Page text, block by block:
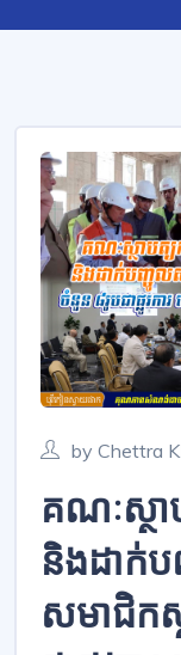
by Chettra
គណៈស្ថា
និងដាក់
សមាជិកស្